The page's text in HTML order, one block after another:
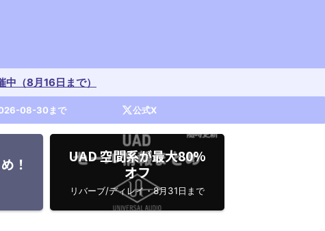
（8月16日まで）
08-30まで 公式X
！
UAD 空間系が最大80%
オフ
リバーブ/ディレイ・8月31日まで